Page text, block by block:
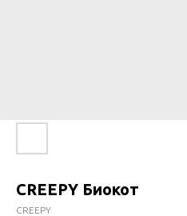
CREEPY Биокот
CREEPY